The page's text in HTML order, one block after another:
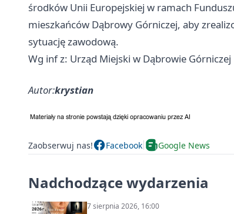
środków Unii Europejskiej w ramach
mieszkańców Dąbrowy Górniczej, aby
sytuację zawodową.
Wg inf z: Urząd Miejski w Dąbrowie Górniczej
Autor:krystian
Zaobserwuj nas! Facebook Google News
Nadchodzące wydarzenia
7 sierpnia 2026, 16:00